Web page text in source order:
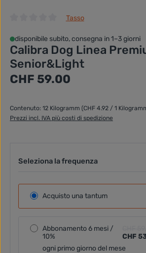
Tasso
disponibile subito, consegna in 1–3 giorni
Calibra Dog Linea
Senior&Light
Prezzo normale:
CHF 59.00
Contenuto: 12 Kilogramm (CHF 4.92 / 1
Prezzi incl. IVA più costi di spedizione
Seleziona la frequenza
Acquisto una tantum
Abbonamento 6 mesi /
10%
CHF
ogni primo giorno del mese